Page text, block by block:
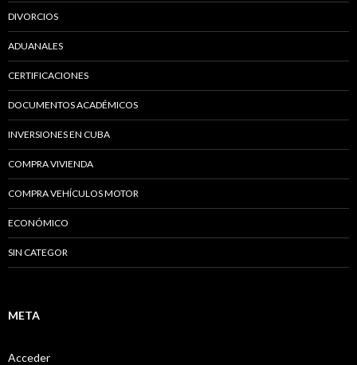
DIVORCIOS
ADUANALES
CERTIFICACIONES
DOCUMENTOS ACADÉMICOS
INVERSIONES EN CUBA
COMPRA VIVIENDA
COMPRA VEHÍCULOS MOTOR
ECONÓMICO
SIN CATEGOR
META
Acceder